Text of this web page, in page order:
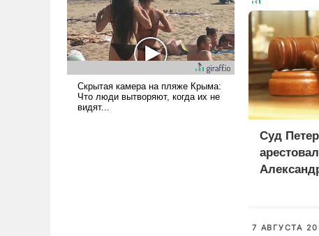
ответственность, помогать
слабым, идти вперед и
адаптироваться.
Суд
7 АВГУСТА